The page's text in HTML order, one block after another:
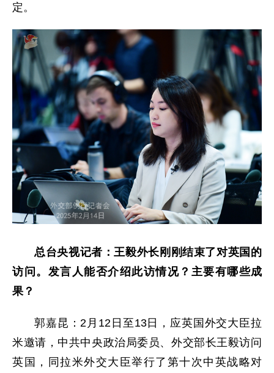
定。
总台央视记者：王毅外长刚刚结束了对英国的
访问。发言人能否介绍此访情况？主要有哪些成
果？
郭嘉昆：2月12日至13日，应英国外交大臣拉
米邀请，中共中央政治局委员、外交部长王毅访问
英国，同拉米外交大臣举行了第十次中英战略对